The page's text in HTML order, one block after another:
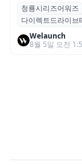
청룡시리
형 이족 보
청룡시리즈어워즈
다이렉트드라이브
Welaunch
8월 5일 오전